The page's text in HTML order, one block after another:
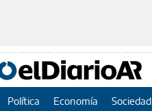
Política Economía Sociedad